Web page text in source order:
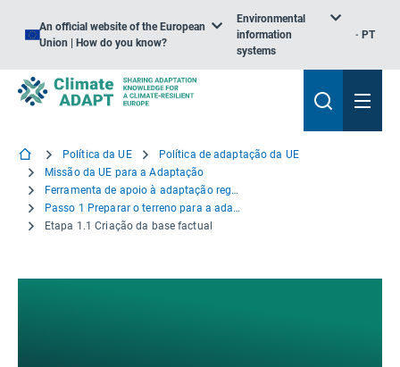
An official website of the European
Union | How do you know?
Environmental
information
systems
PT
Política da UE
Política de adaptação da UE
Missão da UE para a Adaptação
Ferramenta de apoio à adaptação regional
Passo 1 Preparar o terreno para a adaptação
Etapa 1.1 Criação da base factual